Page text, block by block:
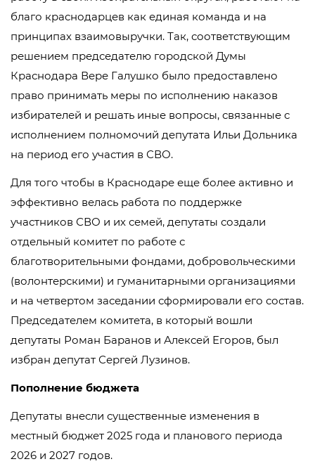
благо краснодарцев как единая команда и на
принципах взаимовыручки. Так, соответствующим
решением председателю городской Думы
Краснодара Вере Галушко было предоставлено
право принимать меры по исполнению наказов
избирателей и решать иные вопросы, связанные с
исполнением полномочий депутата Ильи Дольника
на период его участия в СВО.
Для того чтобы в Краснодаре еще более активно и
эффективно велась работа по поддержке
участников СВО и их семей, депутаты создали
отдельный комитет по работе с
благотворительными фондами, добровольческими
(волонтерскими) и гуманитарными организациями
и на четвертом заседании сформировали его состав.
Председателем комитета, в который вошли
депутаты Роман Баранов и Алексей Егоров, был
избран депутат Сергей Лузинов.
Пополнение бюджета
Депутаты внесли существенные изменения в
местный бюджет 2025 года и планового периода
2026 и 2027 годов.